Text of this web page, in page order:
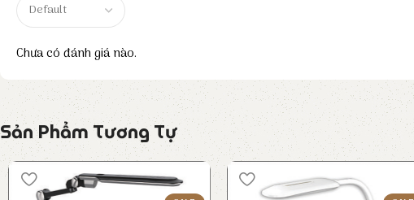
Chưa có đánh giá nào.
Sản Phẩm Tương Tự